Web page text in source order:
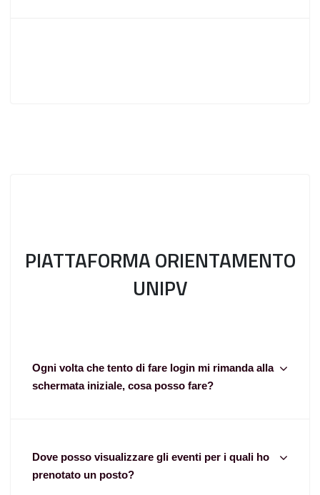
PIATTAFORMA ORIENTAMENTO
UNIPV
Ogni volta che tento di fare login mi rimanda alla
schermata iniziale, cosa posso fare?
Dove posso visualizzare gli eventi per i quali ho
prenotato un posto?